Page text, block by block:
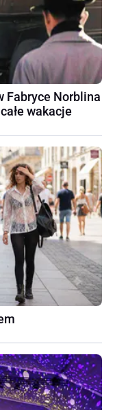
Fabryce Norblina
wakacje